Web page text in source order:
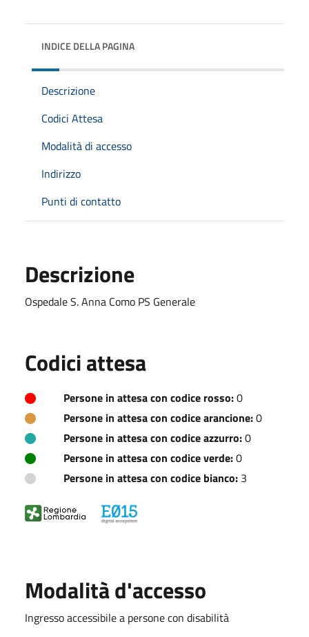
INDICE DELLA PAGINA
Descrizione
Codici Attesa
Modalità di accesso
Indirizzo
Punti di contatto
Descrizione
Ospedale S. Anna Como PS Generale
Codici attesa
Persone in attesa con codice rosso:0
Persone in attesa con codice arancione:0
Persone in attesa con codice azzurro:0
Persone in attesa con codice verde:0
Persone in attesa con codice bianco: 3
Modalità d'accesso
Ingresso accessibile a persone con disabilità